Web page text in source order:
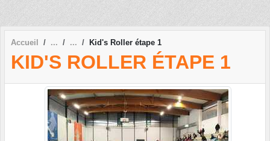
Accueil Kid's Roller étape 1
KID'S ROLLER ÉTAPE 1